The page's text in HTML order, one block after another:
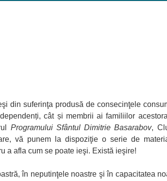
din suferinţa produsă de consecinţele
cât și membrii ai familiilor
Programului Sfântul Dimitrie Basarabov,
vă punem la dispoziţie o serie de
a afla cum se poate ieşi. Există ieşire!
în neputinţele noastre şi în capacitatea